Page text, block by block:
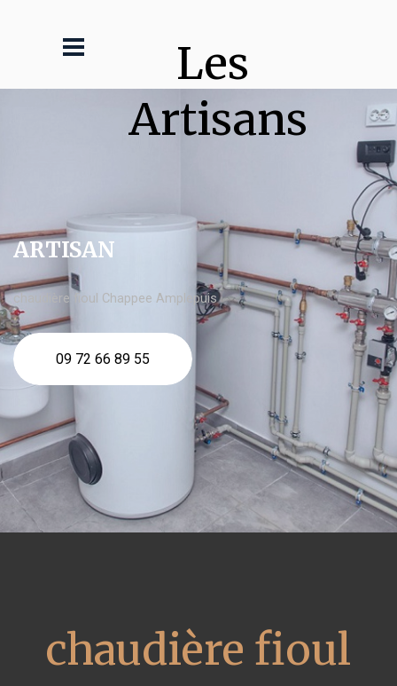
Les
Artisans
ARTISAN
chaudière fioul Chappee Amplepuis
09 72 66 89 55
chaudière fioul